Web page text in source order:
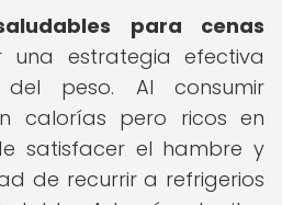
para cenas
una estrategia efectiva
peso. Al consumir
calorías pero ricos en
satisfacer el hambre y
de recurrir a refrigerios